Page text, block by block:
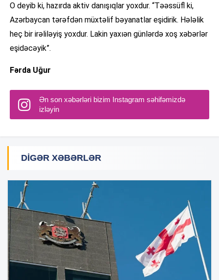
O deyib ki, hazırda aktiv danışıqlar yoxdur. “Təəssüfl ki,
Azərbaycan tərəfdən müxtəlif bəyanatlar eşidirik. Hələlik
heç bir irəliləyiş yoxdur. Lakin yaxıən günlərdə xoş xəbərlər
eşidəcəyik”.
Fərda Uğur
Ən son xəbərləri bizim Instagram səhifəmizdə
izləyin
DIGƏR XƏBƏRLƏR